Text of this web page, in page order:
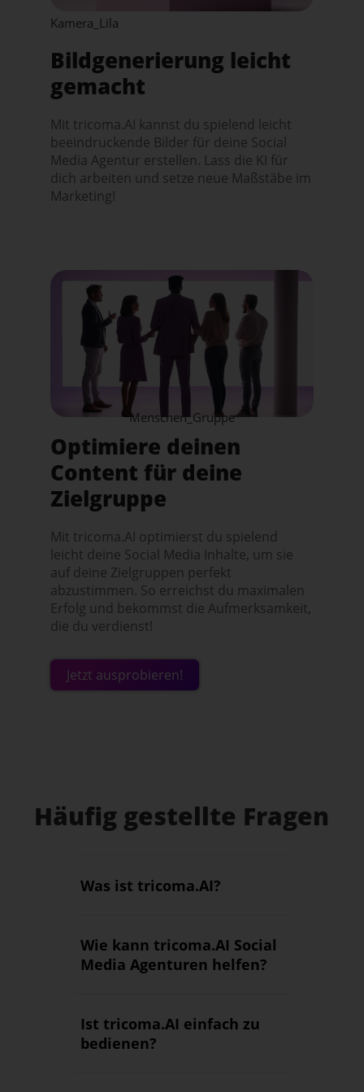
Bildgenerierung leicht
gemacht
Mit tricoma.AI kannst du spielend leicht
beeindruckende Bilder für deine Social
Media Agentur erstellen. Lass die KI für
dich arbeiten und setze neue Maßstäbe im
Marketing!
Kamera_Lila
Menschen_Gruppe
Optimiere deinen
Content für deine
Zielgruppe
Mit tricoma.AI optimierst du spielend
leicht deine Social Media Inhalte, um sie
auf deine Zielgruppen perfekt
abzustimmen. So erreichst du maximalen
Erfolg und bekommst die Aufmerksamkeit,
die du verdienst!
Jetzt ausprobieren!
Häufig gestellte Fragen
Was ist tricoma.AI?
Wie kann tricoma.AI Social
Media Agenturen helfen?
Ist tricoma.AI einfach zu
bedienen?